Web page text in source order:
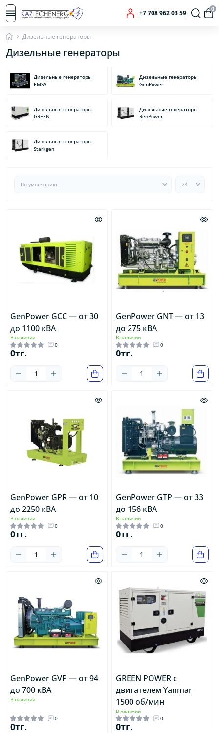
+7 708 962 03 59
0
Дизельные генераторы
Дизельные генераторы
Дизельные генераторы
EMSA
Дизельные генераторы
GenPower
Дизельные генераторы
GREEN
Дизельные генераторы
RenPower
Дизельные генераторы
Starkgen
GenPower GCC — от 30
до 1100 кВА
В наличии
0
0тг.
GenPower GNT — от 13
до 275 кВА
В наличии
0
0тг.
GenPower GPR — от 10
до 2250 кВА
В наличии
0
0тг.
GenPower GTP — от 33
до 156 кВА
В наличии
0
0тг.
GenPower GVP — от 94
до 700 кВА
В наличии
0
0тг.
GREEN POWER c
двигателем Yanmar
1500 об/мин
В наличии
0
0тг.